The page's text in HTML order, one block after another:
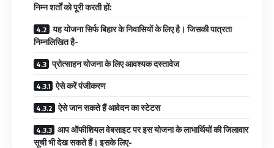
निम्न शर्तों को पूरी करती हों:
यह योजना सिर्फ बिहार के निवासियों के लिए है। जिसकी पात्रता
निम्नलिखित है-
प्रोत्साहन योजना के लिए आवश्यक दस्तावेज
ऐसे करें पंजीकरण
ऐसे जान सकते हैं आवेदन का स्टेटस
आप ऑफीशियल वेबसाइट पर इस योजना के लाभार्थियों की जिलावार
सूची भी देख सकते हैं। इसके लिए-